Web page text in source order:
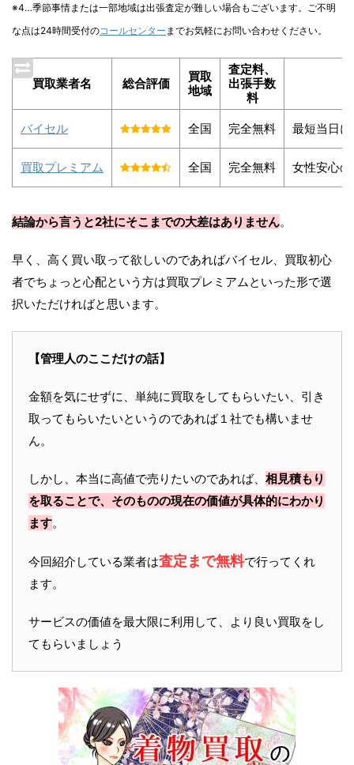
※4…季節事情または一部地域は出張査定が難しい場合もございます。ご不明
な点は24時間受付のコールセンター までお気軽にお問い合わせください。
買取業者名 総合評価
買取
地域
査定料、
出張手数
料
バイセル 全国 完全無料 最短当日
買取プレミアム 全国 完全無料 女性安心
結論から言うと2社にそこまでの大差はありません。
早く、高く買い取って欲しいのであればバイセル、買取初心
者でちょっと心配という方は買取プレミアムといった形で選
択いただければと思います。
【管理人のここだけの話】
金額を気にせずに、単純に買取をしてもらいたい、引き
取ってもらいたいというのであれば１社でも構いませ
ん。
しかし、本当に高値で売りたいのであれば、 相見積もり
を取ることで、そのものの現在の価値が具体的にわかり
ます。
今回紹介している業者は査定まで無料で行ってくれ
ます。
サービスの価値を最大限に利用して、より良い買取をし
てもらいましょう